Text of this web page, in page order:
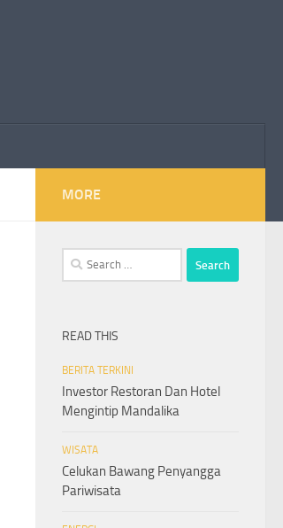
MORE
Search
for:
READ THIS
BERITA TERKINI
Investor Restoran Dan Hotel
Mengintip Mandalika
WISATA
Celukan Bawang Penyangga
Pariwisata